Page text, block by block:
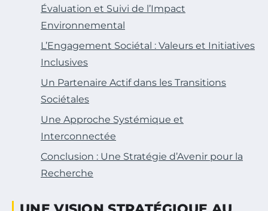
Évaluation et Suivi de l’Impact
Environnemental
L’Engagement Sociétal : Valeurs et Initiatives
Inclusives
Un Partenaire Actif dans les Transitions
Sociétales
Une Approche Systémique et
Interconnectée
Conclusion : Une Stratégie d’Avenir pour la
Recherche